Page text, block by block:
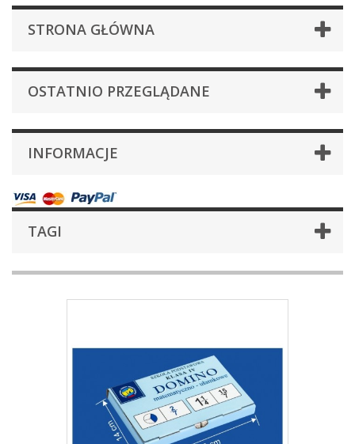
STRONA GŁÓWNA
OSTATNIO PRZEGLĄDANE
INFORMACJE
TAGI